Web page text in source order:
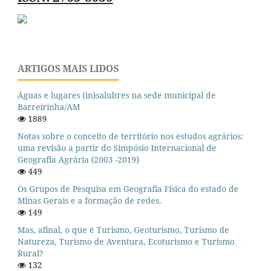
ARTIGOS MAIS LIDOS
Águas e lugares (in)salubres na sede municipal de
Barreirinha/AM
1889
Notas sobre o conceito de território nos estudos agrários:
uma revisão a partir do Simpósio Internacional de
Geografia Agrária (2003 -2019)
449
Os Grupos de Pesquisa em Geografia Física do estado de
Minas Gerais e a formação de redes.
149
Mas, afinal, o que é Turismo, Geoturismo, Turismo de
Natureza, Turismo de Aventura, Ecoturismo e Turismo
Rural?
132